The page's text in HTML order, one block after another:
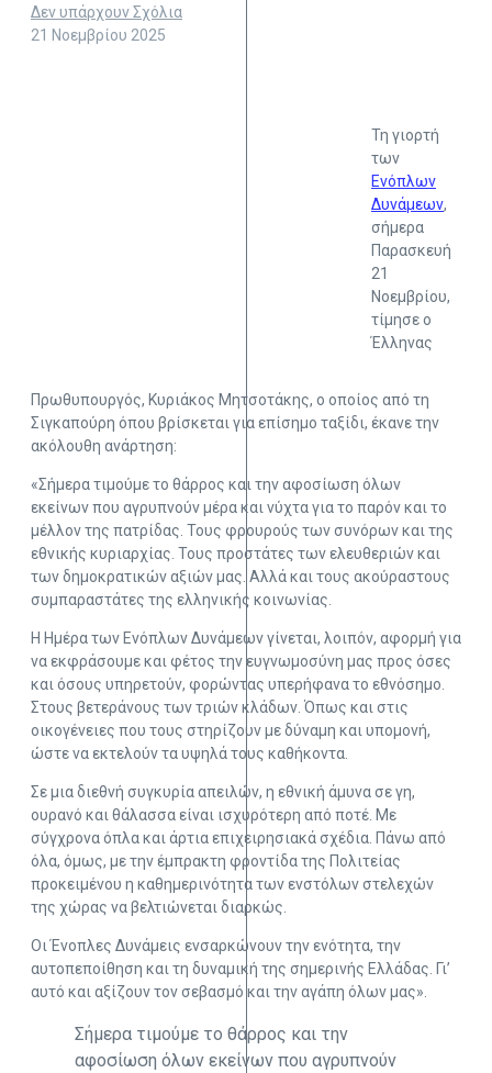
Δεν υπάρχουν Σχόλια
21 Νοεμβρίου 2025
Τη γιορτή
των
Ενόπλων
Δυνάμεων,
σήμερα
Παρασκευή
21
Νοεμβρίου,
τίμησε ο
Έλληνας
Πρωθυπουργός, Κυριάκος Μητσοτάκης, ο οποίος από τη
Σιγκαπούρη όπου βρίσκεται για επίσημο ταξίδι, έκανε την
ακόλουθη ανάρτηση:
«Σήμερα τιμούμε το θάρρος και την αφοσίωση όλων
εκείνων που αγρυπνούν μέρα και νύχτα για το παρόν και το
μέλλον της πατρίδας. Τους φρουρούς των συνόρων και της
εθνικής κυριαρχίας. Τους προστάτες των ελευθεριών και
των δημοκρατικών αξιών μας. Αλλά και τους ακούραστους
συμπαραστάτες της ελληνικής κοινωνίας.
Η Ημέρα των Ενόπλων Δυνάμεων γίνεται, λοιπόν, αφορμή για
να εκφράσουμε και φέτος την ευγνωμοσύνη μας προς όσες
και όσους υπηρετούν, φορώντας υπερήφανα το εθνόσημο.
Στους βετεράνους των τριών κλάδων. Όπως και στις
οικογένειες που τους στηρίζουν με δύναμη και υπομονή,
ώστε να εκτελούν τα υψηλά τους καθήκοντα.
Σε μια διεθνή συγκυρία απειλών, η εθνική άμυνα σε γη,
ουρανό και θάλασσα είναι ισχυρότερη από ποτέ. Με
σύγχρονα όπλα και άρτια επιχειρησιακά σχέδια. Πάνω από
όλα, όμως, με την έμπρακτη φροντίδα της Πολιτείας
προκειμένου η καθημερινότητα των ενστόλων στελεχών
της χώρας να βελτιώνεται διαρκώς.
Οι Ένοπλες Δυνάμεις ενσαρκώνουν την ενότητα, την
αυτοπεποίθηση και τη δυναμική της σημερινής Ελλάδας. Γι’
αυτό και αξίζουν τον σεβασμό και την αγάπη όλων μας».
Σήμερα τιμούμε το θάρρος και την
αφοσίωση όλων εκείνων που αγρυπνούν